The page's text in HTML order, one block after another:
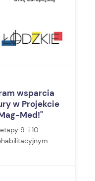
wsparcia
w Projekcie
Med!"
9. i 10.